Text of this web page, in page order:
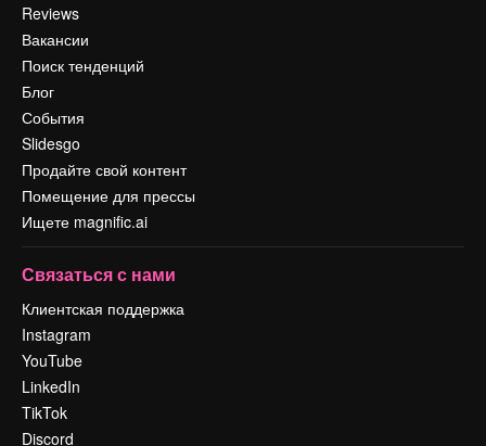
Reviews
Вакансии
Поиск тенденций
Блог
События
Slidesgo
Продайте свой контент
Помещение для прессы
Ищете magnific.ai
Связаться с нами
Клиентская поддержка
Instagram
YouTube
LinkedIn
TikTok
Discord